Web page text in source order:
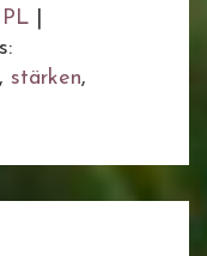
PL
, stärken,